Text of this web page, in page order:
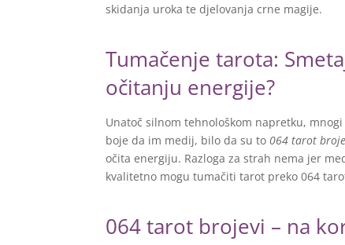
skidanja uroka te djelovanja crne magije.
Tumačenje tarota:
očitanju energije?
Unatoč silnom tehnološkom napretku,
boje da im medij, bilo da su to064 tarot
očita energiju. Razloga za strah nema jer
kvalitetno mogu tumačiti tarot preko 064
064 tarot brojevi – na